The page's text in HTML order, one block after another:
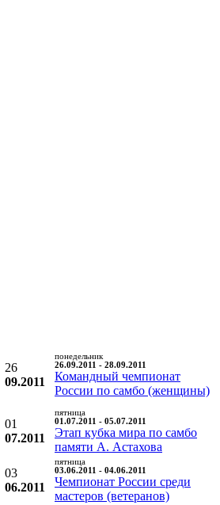
26
09.2011
понедельник
26.09.2011 - 28.09.2011
Командный чемпионат
России по самбо (женщины)
01
07.2011
пятница
01.07.2011 - 05.07.2011
Этап кубка мира по самбо
памяти А. Астахова
03
06.2011
пятница
03.06.2011 - 04.06.2011
Чемпионат России среди
мастеров (ветеранов)